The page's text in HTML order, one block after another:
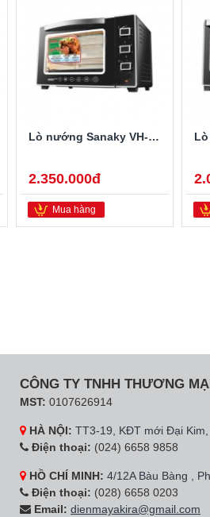
Lò nướng Sanaky VH-5099S2D
2.350.000đ
Mua hàng
CÔNG TY TNHH THƯƠNG
MST: 0107626914
HÀ NỘI: TT3-19, KĐT mới Đại
Điện thoại: (024) 6658 9858
HỒ CHÍ MINH: 4/12A Bàu Bàng ,
Điện thoại: (028) 6658 0203
Email: dienmayakira@gmail.com